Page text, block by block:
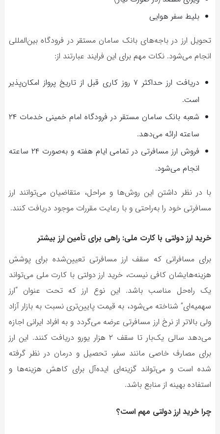
بلیط سفر هوایی
تحویل ارز در باجه‌های بانک سامان مستقر در فرودگاه بین‌المللی
انجام می‌شود. نکات مهم برای این فرایند عبارتند از:
دریافت ارز حداکثر ۷ روز کاری قبل از تاریخ پرواز امکان‌پذیر
است.
شعبه بانک سامان مستقر در فرودگاه امام خمینی خدمات ۲۴
ساعته ارائه می‌دهد.
فروش ارز مسافرتی در تمامی ایام هفته و به‌صورت ۲۴ ساعته
انجام می‌شود.
با در نظر داشتن این روش‌ها و مراحل، متقاضیان می‌توانند ارز
مسافرتی خود را به‌راحتی و با رعایت مقررات موجود دریافت کنند.
خرید ارز دولتی با کارت ملی: راهی برای تأمین ارز بیشتر
برای مسافرانی که سقف ارز مسافرتی تعیین‌شده برای پوشش
هزینه‌هایشان کافی نیست، خرید ارز دولتی با کارت ملی می‌تواند
یک راه‌حل مناسب باشد. این نوع ارز که تحت عنوان “ارز
سهمیه‌ای” شناخته می‌شود، به قیمت پایین‌تری نسبت به بازار آزاد
ولی بالاتر از نرخ ارز مسافرتی عرضه می‌گردد و به افراد ایرانی اجازه
می‌دهد سالی یک‌بار تا سقف ۲ هزار یورو دریافت کنند. این ارز
برای مصارف خاصی مانند سفر، تحصیل و درمان در نظر گرفته
شده است و می‌تواند گزینه‌ای ایده‌آل برای کاهش هزینه‌ها و
استفاده بهینه از منابع باشد.
چرا خرید ارز دولتی مهم است؟